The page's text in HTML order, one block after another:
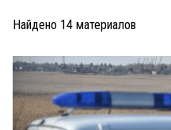
ПРОИСШЕСТВИЯ
СТИЛЬ ЖИЗНИ
Найдено 14 материалов